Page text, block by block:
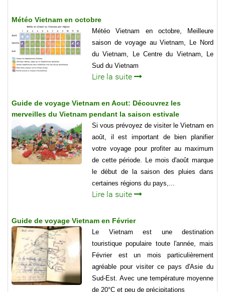
Météo Vietnam en octobre
Météo Vietnam en octobre, Meilleure
saison de voyage au Vietnam, Le Nord
du Vietnam, Le Centre du Vietnam, Le
Sud du Vietnam
Lire la suite
Guide de voyage Vietnam en Aout: Découvrez les
merveilles du Vietnam pendant la saison estivale
Si vous prévoyez de visiter le Vietnam en
août, il est important de bien planifier
votre voyage pour profiter au maximum
de cette période. Le mois d'août marque
le début de la saison des pluies dans
certaines régions du pays,...
Lire la suite
Guide de voyage Vietnam en Février
Le Vietnam est une destination
touristique populaire toute l'année, mais
Février est un mois particulièrement
agréable pour visiter ce pays d'Asie du
Sud-Est. Avec une température moyenne
de 20°C et peu de précipitations